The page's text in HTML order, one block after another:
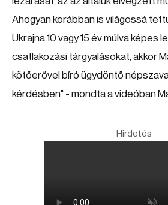
Ahogyan korábban is világossá
Ukrajna 10 vagy 15 év múlva képes
csatlakozási tárgyalásokat, akkor
kötőerővel bíró ügydöntő
kérdésben" - mondta a videóban
Hirdetés